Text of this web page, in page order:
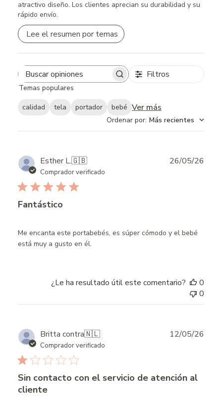
atractivo diseño. Los clientes aprecian su durabilidad y su
rápido envío.
Lee el resumen por temas
Search
reviews
Filtros
Temas populares
calidad tela portador bebé Ver más
Ordenar por: Más recientes
Esther L.🇬🇧
Comprador verificado
Fantástico
Me encanta este portabebés, es súper cómodo y el bebé
está muy a gusto en él.
26/05/26
¿Le ha resultado útil este comentario?
0
0
Britta contra🇳🇱
Comprador verificado
Sin contacto con el servicio de atención al
cliente
12/05/26